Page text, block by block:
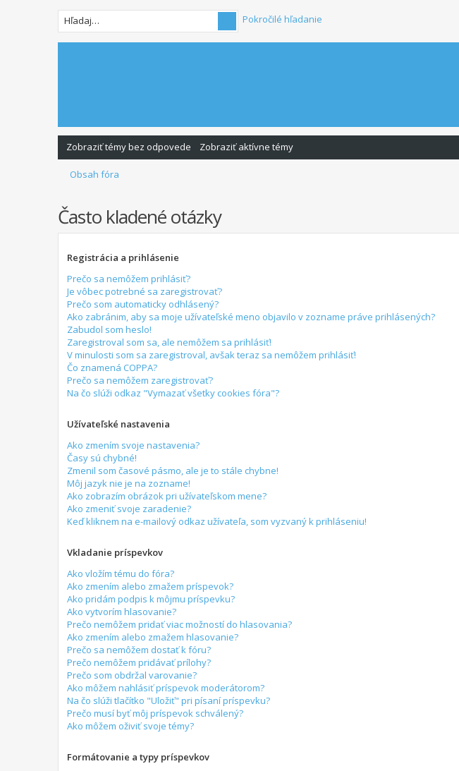
Pokročilé hľadanie
Zobraziť témy bez odpovede Zobraziť aktívne témy
Obsah fóra
Často kladené otázky
Registrácia a prihlásenie
Prečo sa nemôžem prihlásiť?
Je vôbec potrebné sa zaregistrovať?
Prečo som automaticky odhlásený?
Ako zabránim, aby sa moje užívateľské meno objavilo v zozname práve prihlásených?
Zabudol som heslo!
Zaregistroval som sa, ale nemôžem sa prihlásiť!
V minulosti som sa zaregistroval, avšak teraz sa nemôžem prihlásiť!
Čo znamená COPPA?
Prečo sa nemôžem zaregistrovať?
Na čo slúži odkaz "Vymazať všetky cookies fóra"?
Užívateľské nastavenia
Ako zmením svoje nastavenia?
Časy sú chybné!
Zmenil som časové pásmo, ale je to stále chybne!
Môj jazyk nie je na zozname!
Ako zobrazím obrázok pri užívateľskom mene?
Ako zmeniť svoje zaradenie?
Keď kliknem na e-mailový odkaz užívateľa, som vyzvaný k prihláseniu!
Vkladanie príspevkov
Ako vložím tému do fóra?
Ako zmením alebo zmažem príspevok?
Ako pridám podpis k môjmu príspevku?
Ako vytvorím hlasovanie?
Prečo nemôžem pridať viac možností do hlasovania?
Ako zmením alebo zmažem hlasovanie?
Prečo sa nemôžem dostať k fóru?
Prečo nemôžem pridávať prílohy?
Prečo som obdržal varovanie?
Ako môžem nahlásiť príspevok moderátorom?
Na čo slúži tlačítko "Uložiť" pri písaní príspevku?
Prečo musí byť môj príspevok schválený?
Ako môžem oživiť svoje témy?
Formátovanie a typy príspevkov